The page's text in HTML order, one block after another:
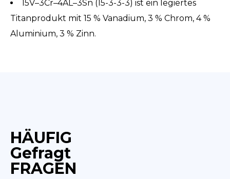
15V–3Cr–4AL–3Sn (15-3-3-3) ist ein legiertes
Titanprodukt mit 15 % Vanadium, 3 % Chrom, 4 %
Aluminium, 3 % Zinn.
HÄUFIG
Gefragt
FRAGEN